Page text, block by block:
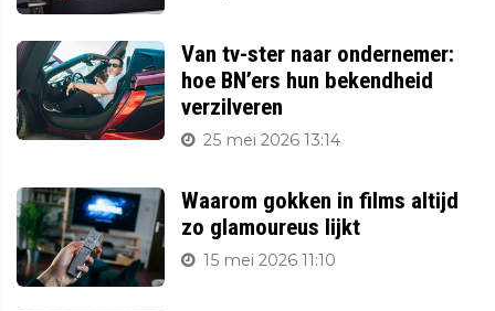
Van tv-ster naar ondernemer:
hoe BN’ers hun bekendheid
verzilveren
25 mei 2026 13:14
Waarom gokken in films altijd
zo glamoureus lijkt
15 mei 2026 11:10